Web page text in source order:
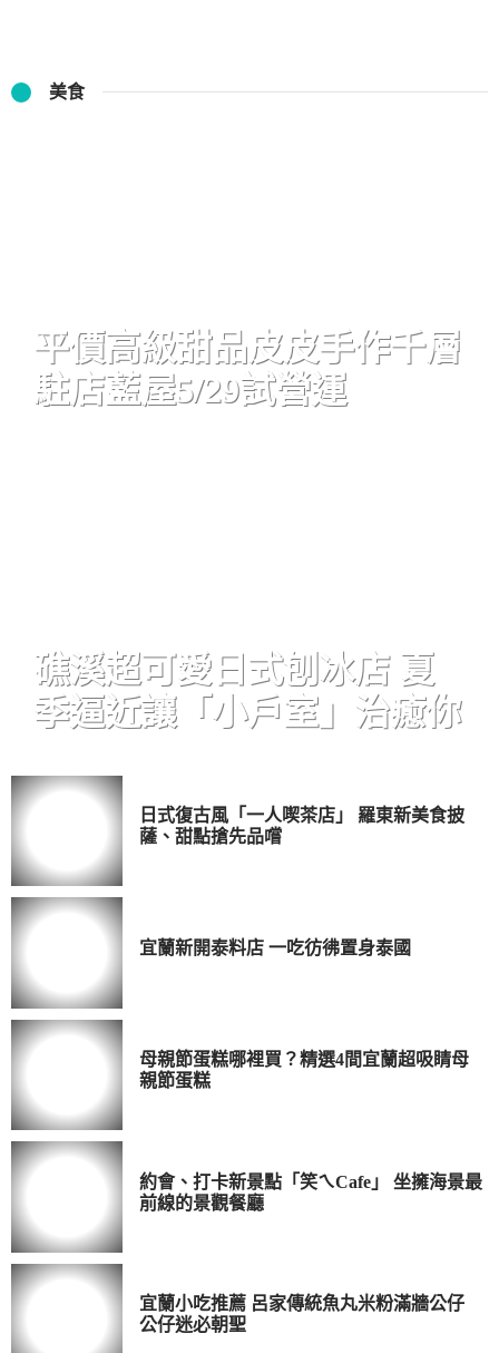
美食
平價高級甜品皮皮手作千層
駐店藍屋5/29試營運
礁溪超可愛日式刨冰店 夏
季逼近讓「小戶室」治癒你
日式復古風「一人喫茶店」 羅東新美食披
薩、甜點搶先品嚐
宜蘭新開泰料店 一吃彷彿置身泰國
母親節蛋糕哪裡買？精選4間宜蘭超吸睛母
親節蛋糕
約會、打卡新景點「笑ㄟCafe」 坐擁海景最
前線的景觀餐廳
宜蘭小吃推薦 呂家傳統魚丸米粉滿牆公仔
公仔迷必朝聖